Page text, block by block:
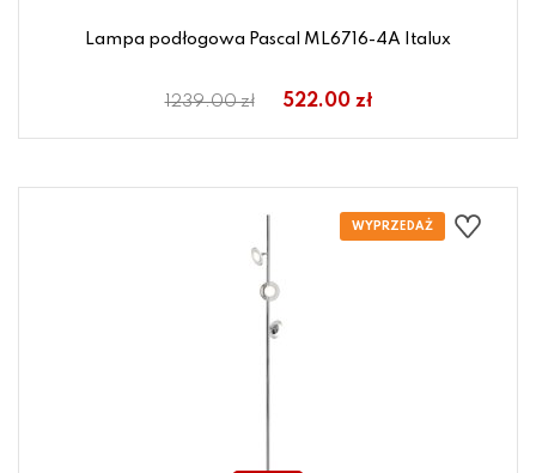
Lampa podłogowa Pascal ML6716-4A Italux
1239.00 zł 522.00 zł